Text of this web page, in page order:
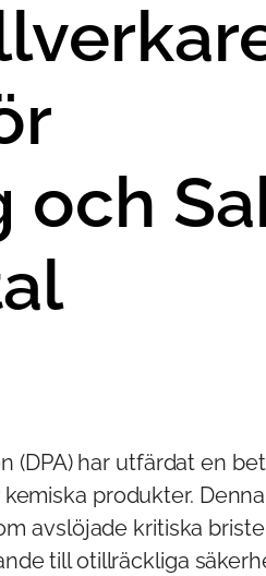
och
(DPA) har utfärdat en
produkter.
avslöjade kritiska
till otillräckliga